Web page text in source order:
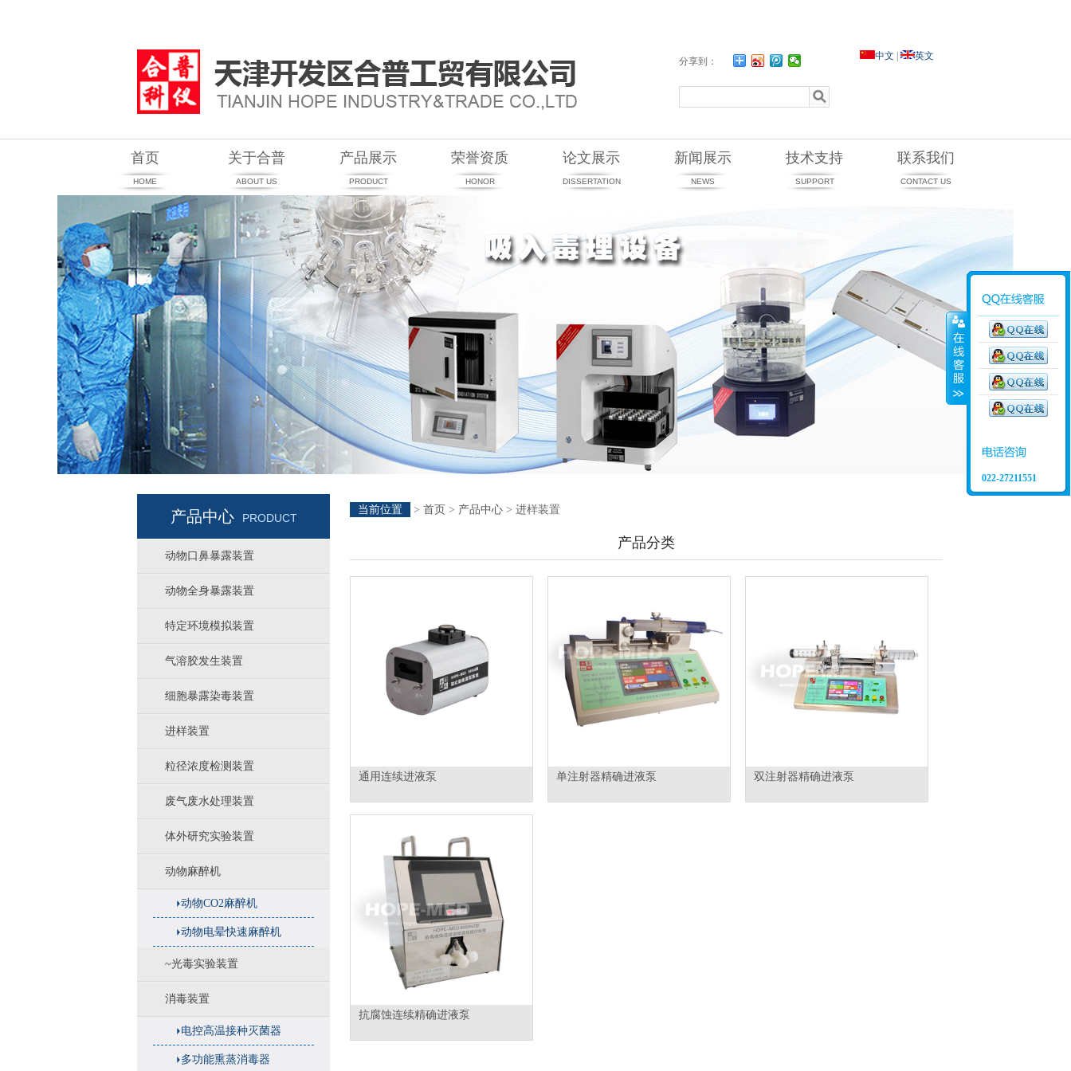
分享到： 中文 英文
首页
HOME
关于合普
ABOUT US
产品展示
PRODUCT
荣誉资质
HONOR
论文展示
DISSERTATION
新闻展示
NEWS
技术支持
SUPPORT
联系我们
CONTACT US
产品中心 PRODUCT
动物口鼻暴露装置
动物全身暴露装置
特定环境模拟装置
气溶胶发生装置
细胞暴露染毒装置
进样装置
粒径浓度检测装置
废气废水处理装置
体外研究实验装置
动物麻醉机
动物CO2麻醉机
动物电晕快速麻醉机
~光毒实验装置
消毒装置
电控高温接种灭菌器
多功能熏蒸消毒器
当前位置 > 首页 > 产品中心 > 进样装置
产品分类
通用连续进液泵 单注射器精确进液泵 双注射器精确进液泵
抗腐蚀连续精确进液泵
022-27211551